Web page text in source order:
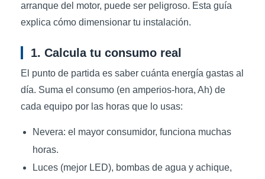
arranque del motor, puede ser peligroso. Esta guía
explica cómo dimensionar tu instalación.
1. Calcula tu consumo real
El punto de partida es saber cuánta energía gastas al
día. Suma el consumo (en amperios-hora, Ah) de
cada equipo por las horas que lo usas:
Nevera: el mayor consumidor, funciona muchas
horas.
Luces (mejor LED), bombas de agua y achique,